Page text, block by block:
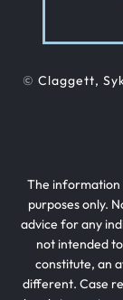
© Claggett,
The information
purposes only.
advice for any
not intended
constitute, an
different. Case